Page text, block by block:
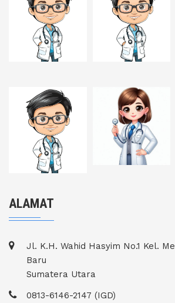
ALAMAT
Jl. K.H. Wahid Hasyim No.1 Kel.
Baru
Sumatera Utara
0813-6146-2147 (IGD)